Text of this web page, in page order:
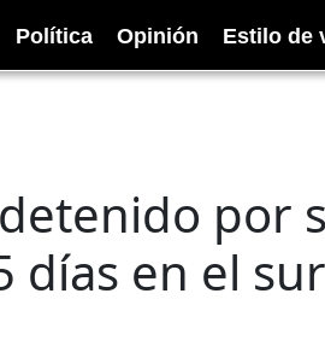
Política Opinión Estilo de
por
días en el